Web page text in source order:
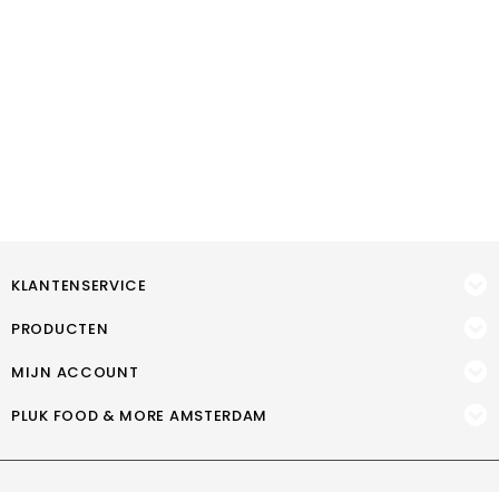
KLANTENSERVICE
PRODUCTEN
MIJN ACCOUNT
PLUK FOOD & MORE AMSTERDAM